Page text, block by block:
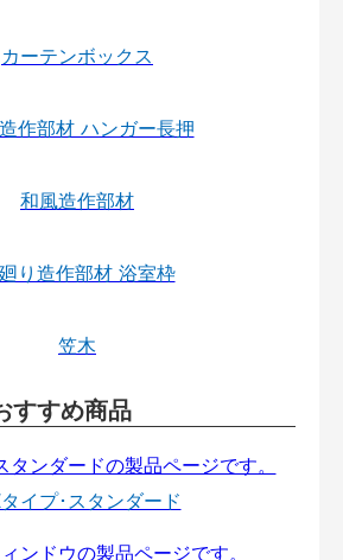
カーテンボックス
作部材 ハンガー長押
和風造作部材
り造作部材 浴室枠
笠木
すすめ商品
イプ･スタンダード